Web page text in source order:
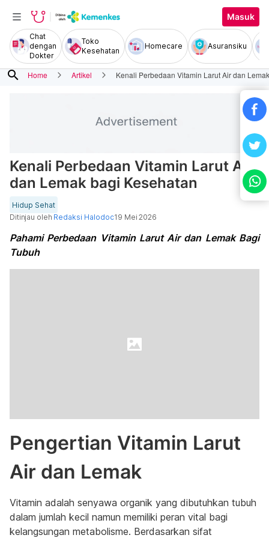
Masuk
Chat
dengan
Dokter
Toko
Kesehatan
Homecare Asuransiku
search Home Artikel Kenali Perbedaan Vitamin Larut Air dan
Kenali Perbedaan Vitamin Larut Air
dan Lemak bagi Kesehatan
Hidup Sehat
Ditinjau oleh Redaksi Halodoc19 Mei 2026
Pahami Perbedaan Vitamin Larut Air dan Lemak Bagi
Tubuh
Pengertian Vitamin Larut
Air dan Lemak
Vitamin adalah senyawa organik yang dibutuhkan tubuh
dalam jumlah kecil namun memiliki peran vital bagi
kelangsungan metabolisme. Berdasarkan sifat